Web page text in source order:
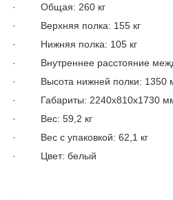
· Общая: 260 кг
· Верхняя полка: 155 кг
· Нижняя полка: 105 кг
· Внутреннее расстояние
· Высота нижней полки: 1350
· Габариты: 2240х810х1730
· Вес: 59,2 кг
· Вес с упаковкой: 62,1 кг
· Цвет: белый